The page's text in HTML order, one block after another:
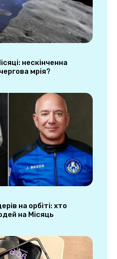
нескінченна
мрія?
на орбіті: хто
на Місяць